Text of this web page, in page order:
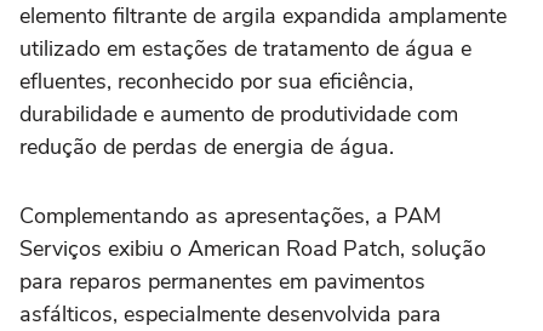
elemento filtrante de argila expandida amplamente
utilizado em estações de tratamento de água e
efluentes, reconhecido por sua eficiência,
durabilidade e aumento de produtividade com
redução de perdas de energia de água.
Complementando as apresentações, a PAM
Serviços exibiu o American Road Patch, solução
para reparos permanentes em pavimentos
asfálticos, especialmente desenvolvida para